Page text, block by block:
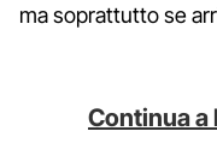
ma soprattutto se
Continua a